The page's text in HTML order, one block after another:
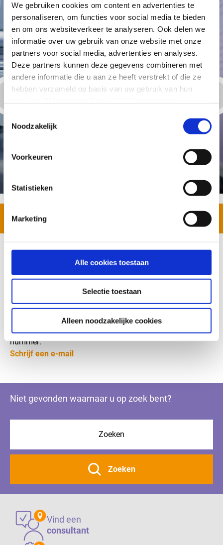
We gebruiken cookies om content en advertenties te
personaliseren, om functies voor social media te bieden
en om ons websiteverkeer te analyseren. Ook delen we
informatie over uw gebruik van onze website met onze
partners voor social media, advertenties en analyses.
Deze partners kunnen deze gegevens combineren met
andere informatie die u aan ze heeft verstrekt of die ze
hebben verzameld op basis van uw gebruik van hun
onnodige cookies op elk moment wijzigen.
Noodzakelijk
Voorkeuren
Statistieken
Marketing
Alle cookies toestaan
Selectie toestaan
Alleen noodzakelijke cookies
Heb je vragen?
Key Account Manager Industry
+32 (0) 14 22 57 51
Mobiel
nummer:
Schrijf een e-mail
Niet gevonden waarnaar u op zoek bent?
Zoeken
Vind een
consultant